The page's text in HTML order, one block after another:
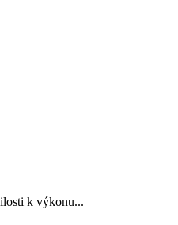
k výkonu...